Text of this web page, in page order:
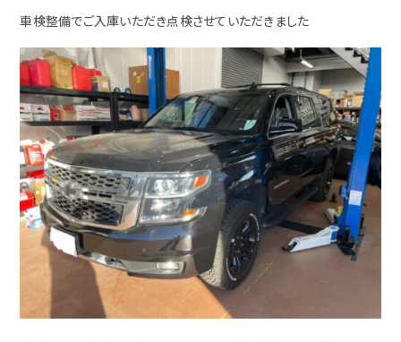
車検整備でご入庫いただき点検させていただきました